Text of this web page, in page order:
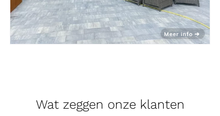
Wat zeggen onze klanten